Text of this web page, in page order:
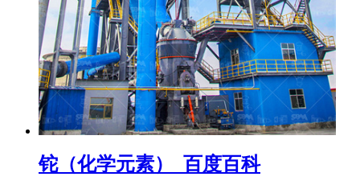
铊（化学元素）_百度百科